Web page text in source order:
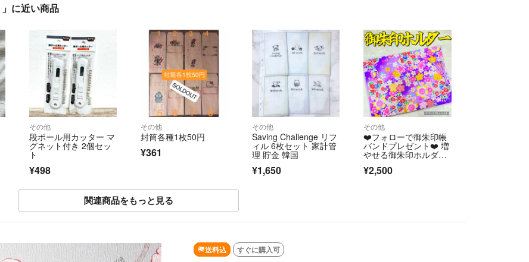
に近い商品
その他
段ボール用カッター マ
グネット付き 2個セッ
ト
¥498
その他
封筒各種1枚50円
¥361
その他
Saving Challenge リフ
ィル 6枚セット 家計管
理 貯金 韓国
¥1,650
その他
❤️フォローで御朱印帳
バンドプレゼント❤️ 増
やせる御朱印ホルダ
ー 和柄 花柄 桜 桜吹
雪 《紫》 ※色違い有り
¥2,500
関連商品をもっと見る
SOLD OUT 送料込 すぐに購入可